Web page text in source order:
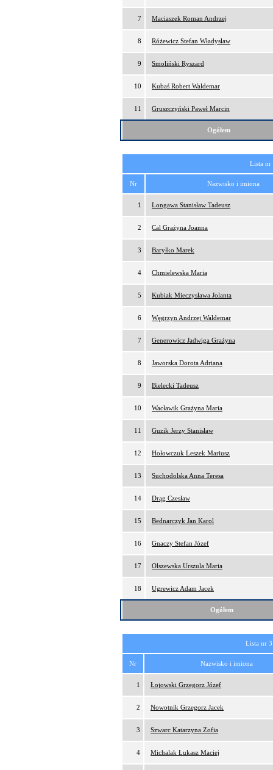
7 Maciaszek Roman Andrzej
8 Różewicz Stefan Władysław
9 Smoliński Ryszard
10 Kubaś Robert Waldemar
11 Gruszczyński Paweł Marcin
Ogółem
Lista
Nr Nazwisko i imiona
1 Longawa Stanisław Tadeusz
2 Cal Grażyna Joanna
3 Baryłko Marek
4 Chmielewska Maria
5 Kubiak Mieczysława Jolanta
6 Węgrzyn Andrzej Waldemar
7 Generowicz Jadwiga Grażyna
8 Jaworska Dorota Adriana
9 Bielecki Tadeusz
10 Wacławik Grażyna Maria
11 Guzik Jerzy Stanisław
12 Hołowczuk Leszek Mariusz
13 Suchodolska Anna Teresa
14 Drąg Czesław
15 Bednarczyk Jan Karol
16 Gnaczy Stefan Józef
17 Olszewska Urszula Maria
18 Ugrewicz Adam Jacek
Ogółem
Lista nr
Nr Nazwisko i imiona
1 Łojowski Grzegorz Józef
2 Nowotnik Grzegorz Jacek
3 Szwarc Katarzyna Zofia
4 Michalak Łukasz Maciej